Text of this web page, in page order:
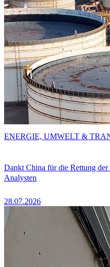
Dankt China für die Rettung
Analysten
28.07.2026
ENERGIE, UMWELT &